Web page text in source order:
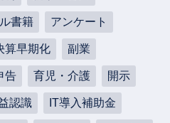
書籍 アンケート
算早期化 副業
告 育児・介護 開示
認識 IT導入補助金